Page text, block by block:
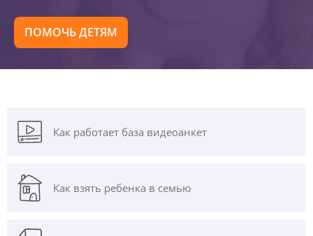
ПОМОЧЬ ДЕТЯМ
Как работает база видеоанкет
Как взять ребенка в семью